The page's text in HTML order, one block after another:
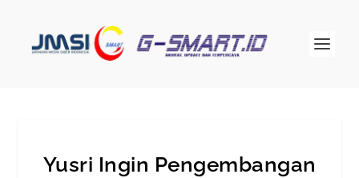
Yusri Ingin Pengembangan